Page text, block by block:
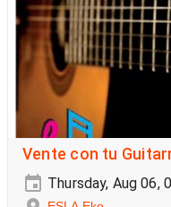
Vente con tu
Thursday, Aug 06,